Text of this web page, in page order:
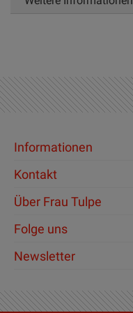
Informationen
Kontakt
Über Frau Tulpe
Folge uns
Newsletter